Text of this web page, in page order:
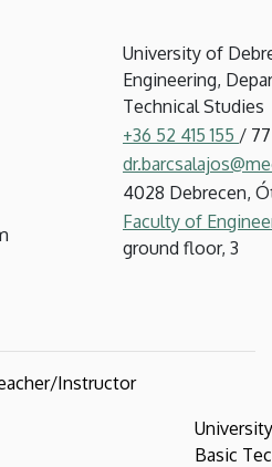
University of
Engineering,
Technical Studies
+36 52 415 155 /
4028 Debrecen,
Faculty of
ground floor, 3
Instructor
Basic